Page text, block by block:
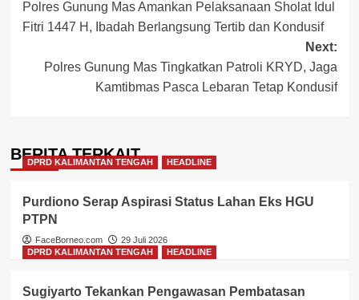
navigation
Polres Gunung Mas Amankan Pelaksanaan Sholat Idul
Fitri 1447 H, Ibadah Berlangsung Tertib dan Kondusif
Next:
Polres Gunung Mas Tingkatkan Patroli KRYD, Jaga
Kamtibmas Pasca Lebaran Tetap Kondusif
BERITA TERKAIT
DPRD KALIMANTAN TENGAH HEADLINE
Purdiono Serap Aspirasi Status Lahan Eks HGU
PTPN
FaceBorneo.com
29 Juli 2026
DPRD KALIMANTAN TENGAH
HEADLINE
Sugiyarto Tekankan Pengawasan Pembatasan